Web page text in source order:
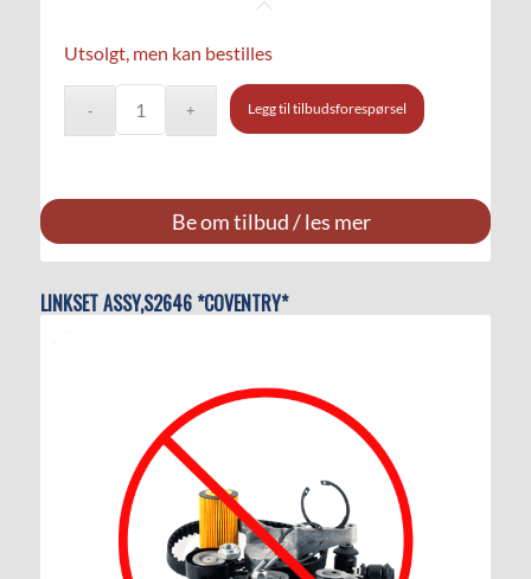
Utsolgt, men kan bestilles
Legg til tilbudsforespørsel
Be om tilbud / les mer
LINKSET ASSY,S2646 *COVENTRY*